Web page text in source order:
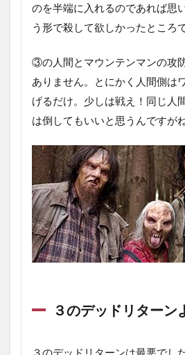
のを半端に入れるのであれば思
う形で殺して欲しかったところで
③の人間とマウンテンマンの攻
ありません。とにかく人間側は
げるだけ。少しは戦え！同じ人
は倒してもいいと思うんですがね
３のデッドリターン
３のデッドリターンは最悪でした